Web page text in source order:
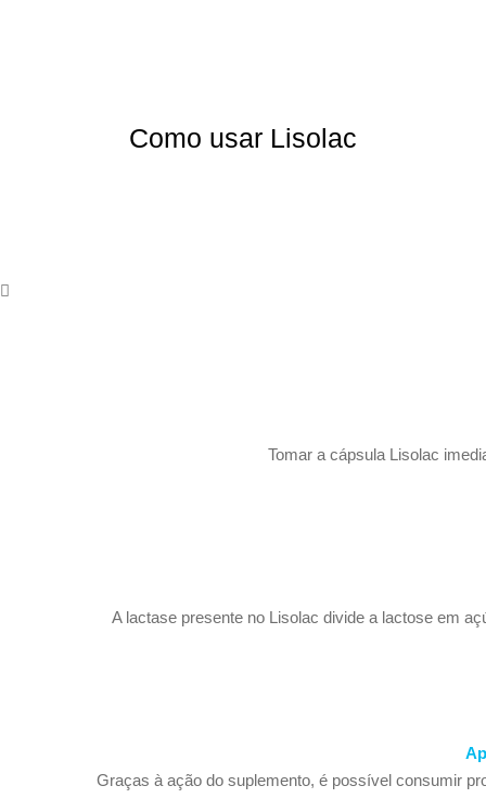
Como usar Lisolac
Tomar a cápsula Lisolac
A lactase presente no Lisolac divide a lactose em
Graças à ação do suplemento, é possível consumir